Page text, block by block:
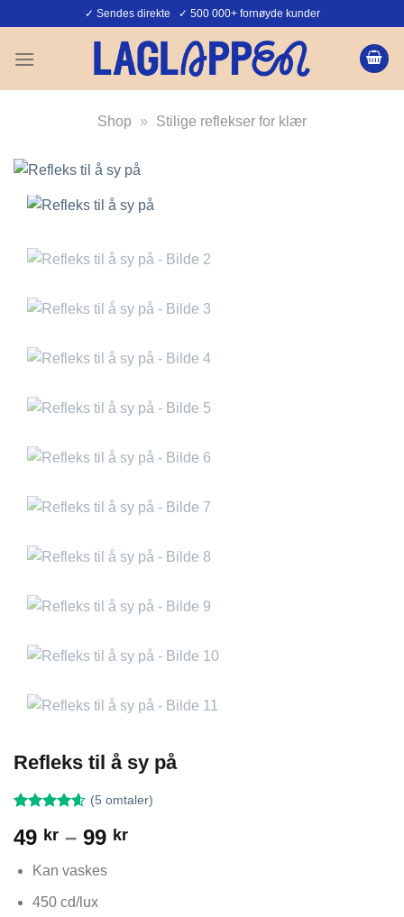
content
✓ Sendes direkte ✓ 500 000+ fornøyde kunder
Shop » Stilige reflekser for klær
Refleks til å sy på
4.6av 5
kundevurderinger
(5 omtaler)
49 kr – 99 krPrisområde:
Kan vaskes
450 cd/lux